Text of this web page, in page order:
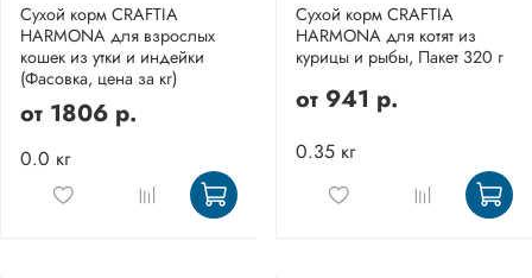
Сухой корм CRAFTIA
HARMONA для взрослых
кошек из утки и индейки
(Фасовка, цена за кг)
от 1806 р.
0.0 кг
Сухой корм CRAFTIA
HARMONA для котят из
курицы и рыбы, Пакет 320 г
от 941 р.
0.35 кг